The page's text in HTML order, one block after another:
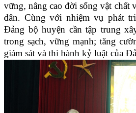
vững, nâng cao đời sống vật chất
dân. Cùng với nhiệm vụ phát
Đảng bộ huyện cần tập trung
trong sạch, vững mạnh; tăng
giám sát và thi hành kỷ luật của